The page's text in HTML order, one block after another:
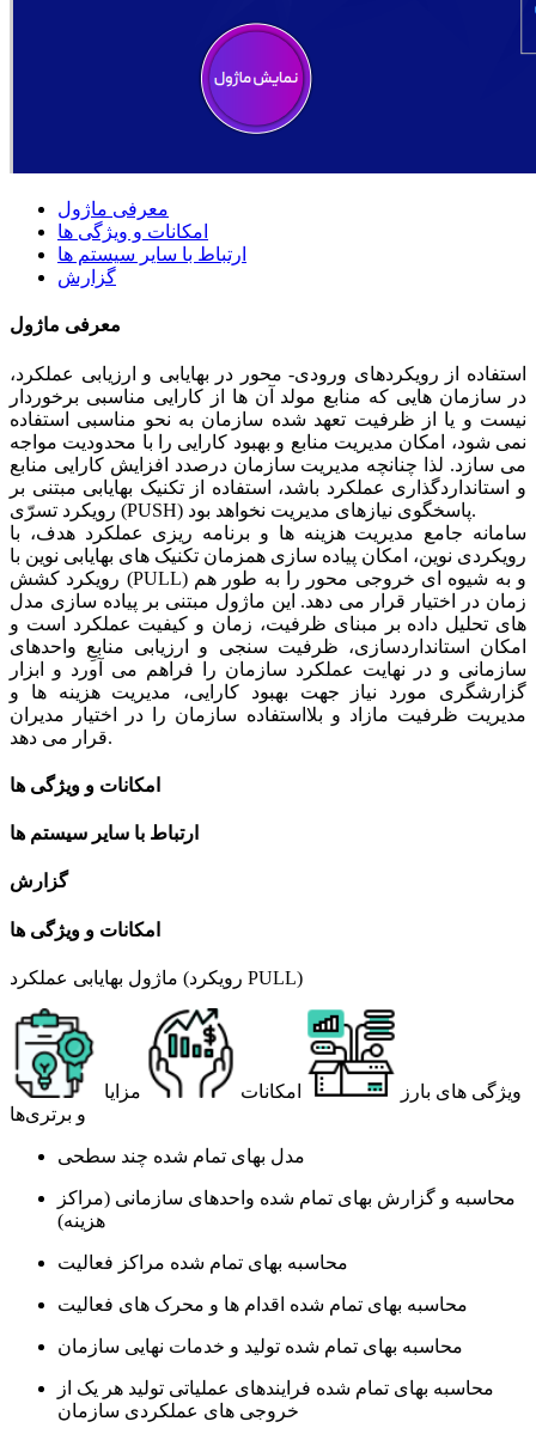
معرفی ماژول
امکانات و ویژگی ها
ارتباط با سایر سیستم ها
گزارش
معرفی ماژول
استفاده از رویکردهای ورودی- محور در بهایابی و ارزیابی عملکرد،
در سازمان هایی که منابع مولد آن ها از کارایی مناسبی برخوردار
نیست و یا از ظرفیت تعهد شده سازمان به نحو مناسبی استفاده
نمی شود، امکان مدیریت منابع و بهبود کارایی را با محدودیت مواجه
می سازد. لذا چنانچه مدیریت سازمان درصدد افزایش کارایی منابع
و استانداردگذاری عملکرد باشد، استفاده از تکنیک بهایابی مبتنی بر
رویکرد تسرّی (PUSH) پاسخگوی نیازهای مدیریت نخواهد بود.
سامانه جامع مدیریت هزینه ها و برنامه ریزی عملکرد هدف، با
رویکردی نوین، امکان پیاده سازی همزمان تکنیک های بهایابی نوین با
رویکرد کشش (PULL) و به شیوه ای خروجی محور را به طور هم
زمان در اختیار قرار می دهد. این ماژول مبتنی بر پیاده سازی مدل
های تحلیل داده بر مبنای ظرفیت، زمان و کیفیت عملکرد است و
امکان استانداردسازی، ظرفیت سنجی و ارزیابی منابعِ واحدهای
سازمانی و در نهایت عملکرد سازمان را فراهم می آورد و ابزار
گزارشگری مورد نیاز جهت بهبود کارایی، مدیریت هزینه ها و
مدیریت ظرفیت مازاد و بلااستفاده سازمان را در اختیار مدیران
قرار می دهد.
امکانات و ویژگی ها
ارتباط با سایر سیستم ها
گزارش
امکانات و ویژگی ها
ماژول بهایابی عملکرد (رویکرد PULL)
ویژگی های بارز امکانات
مزایا
و برتری‌ها
مدل بهای تمام شده چند سطحی
محاسبه و گزارش بهای تمام شده واحدهای سازمانی (مراکز
هزینه)
محاسبه بهای تمام شده مراکز فعالیت
محاسبه بهای تمام شده اقدام ها و محرک های فعالیت
محاسبه بهای تمام شده تولید و خدمات نهایی سازمان
محاسبه بهای تمام شده فرایندهای عملیاتی تولید هر یک از
خروجی های عملکردی سازمان